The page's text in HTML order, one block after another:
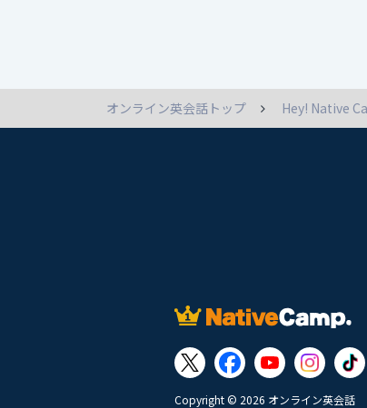
オンライン英会話トップ Hey! Native
Copyright © 2026 オンライン英会話